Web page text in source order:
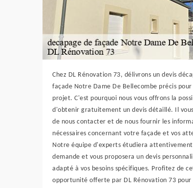
Chez DL Rénovation 73, délivrons un devis
façade Notre Dame De Bellecombe précis
projet. C'est pourquoi nous vous offrons la
d'obtenir gratuitement un devis détaillé. Il
de nous contacter et de nous fournir les
nécessaires concernant votre façade et vos
Notre équipe d'experts étudiera
demande et vous proposera un devis
adapté à vos besoins spécifiques. Profitez de
opportunité offerte par DL Rénovation 73